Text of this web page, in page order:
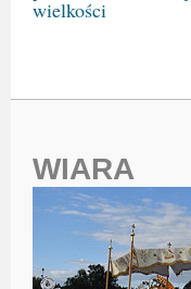
wielkości
WIARA